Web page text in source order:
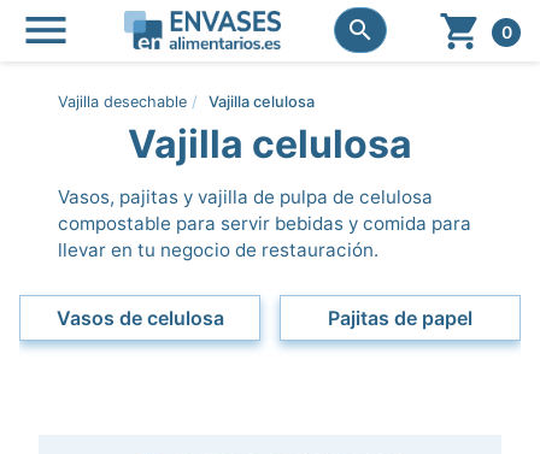
 
  0
Vajilla desechable Vajilla celulosa
Vajilla celulosa
Vasos de celulosa Pajitas de papel
Vasos, pajitas y vajilla de pulpa de celulosa
compostable para servir bebidas y comida para
llevar en tu negocio de restauración.